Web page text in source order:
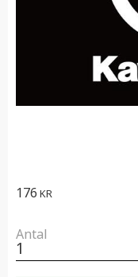
176 KR
Antal